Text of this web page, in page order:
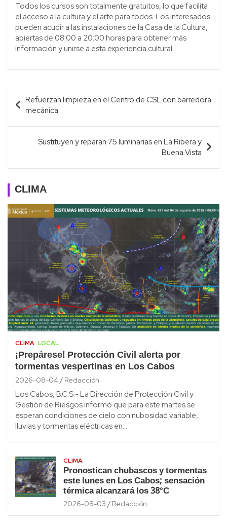
Todos los cursos son totalmente gratuitos, lo que facilita
el acceso a la cultura y el arte para todos. Los interesados
pueden acudir a las instalaciones de la Casa de la Cultura,
abiertas de 08:00 a 20:00 horas para obtener más
información y unirse a esta experiencia cultural.
Navegación
de
entradas
Refuerzan limpieza en el Centro de CSL con barredora
mecánica
Sustituyen y reparan 75 luminarias en La Ribera y
Buena Vista
CLIMA
CLIMA LOCAL
¡Prepárese! Protección Civil alerta por
tormentas vespertinas en Los Cabos
2026-08-04 Redacción
Los Cabos, B.C.S.- La Dirección de Protección Civil y
Gestión de Riesgos informó que para este martes se
esperan condiciones de cielo con nubosidad variable,
lluvias y tormentas eléctricas en…
CLIMA
Pronostican chubascos y tormentas
este lunes en Los Cabos; sensación
térmica alcanzará los 38°C
2026-08-03 Redacción